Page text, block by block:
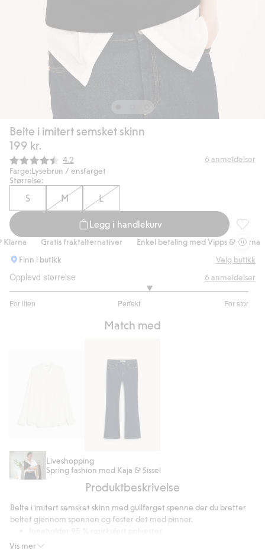
Belte i imitert semsket skinn
199 kr.
Gjennomsnittskarakter:
4.2 6 anmeldelser
Farge:Lysebrun / ensfarget
Størrelse:
S M L
Legg i handlekurv
Belte
Gratis fraktalternativer Enkel betaling med Vipps & Klarna
Finn i butikk
Velg butikk
Opplevd størrelse
For liten Perfekt For stor
av
6 anmeldelser
Match med
skjorte
Flare
jeans
low
Liveshopping
Spring fashion med Kaja & Sissel
Produktbeskrivelse
Vis mer
Belte i imitert semsket skinn med gullfarget spenne der du bretter
beltet gjennom spennen og fester det med pinner.
Artikkelnummer